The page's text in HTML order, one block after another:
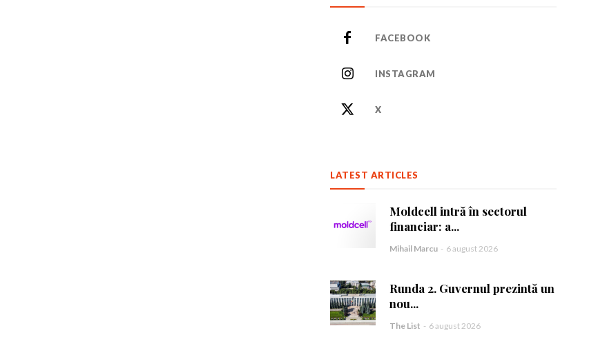
lumea afacerilor și a ideilor care inspiră.
lumea afacerilor și a ideilor care inspiră.
FACEBOOK
INSTAGRAM
X
LATEST ARTICLES
Moldcell intră în sectorul
financiar: a...
Mihail Marcu - 6 august 2026
Runda 2. Guvernul prezintă un
nou...
The List - 6 august 2026